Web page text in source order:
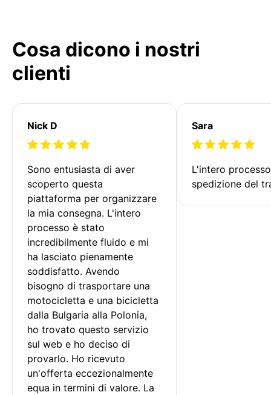
Cosa dicono i nostri
clienti
Nick D
Sono entusiasta di aver
scoperto questa
piattaforma per organizzare
la mia consegna. L'intero
processo è stato
incredibilmente fluido e mi
ha lasciato pienamente
soddisfatto. Avendo
bisogno di trasportare una
motocicletta e una bicicletta
dalla Bulgaria alla Polonia,
ho trovato questo servizio
sul web e ho deciso di
provarlo. Ho ricevuto
un'offerta eccezionalmente
equa in termini di valore. La
Sara
L'intero
spedizione del